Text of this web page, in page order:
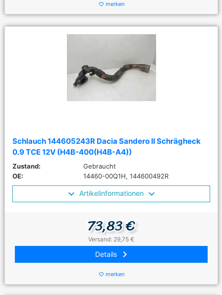
favorite_border merken
Schlauch 144605243R Dacia Sandero II Schrägheck
0.9 TCE 12V (H4B-400(H4B-A4))
Zustand:
Gebraucht
OE:
14460-00Q1H, 144600492R
Artikelinformationen
73,83 €
Versand: 29,75 €
Details keyboard_arrow_right
favorite_border merken